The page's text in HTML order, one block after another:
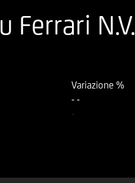
Ferrari N.V.
Variazione %
--
-